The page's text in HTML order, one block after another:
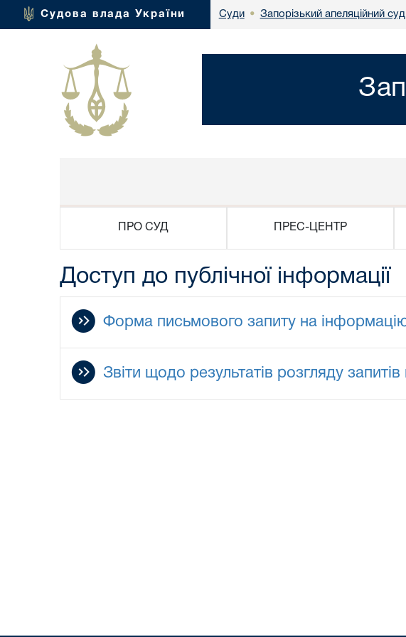
Судова влада України Суди • Запорізький апеляційний суд
ПРО СУД ПРЕС-ЦЕНТР
Доступ до публічної інформації
Форма письмового запиту на
Звіти щодо результатів розгляду